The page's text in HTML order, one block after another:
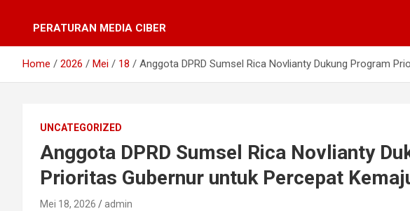
PERATURAN MEDIA CIBER
Home 2026 Mei 18 Anggota DPRD Sumsel Rica Novlianty Dukung Program
UNCATEGORIZED
Anggota DPRD Sumsel Rica Novlianty
Prioritas Gubernur untuk Percepat
Mei 18, 2026 admin